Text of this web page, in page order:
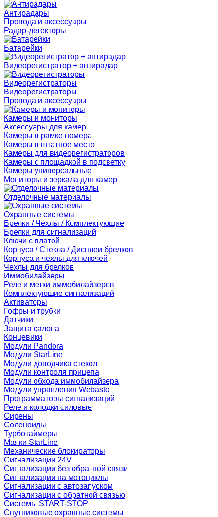
Антирадары
Провода и аксессуары
Радар-детекторы
Батарейки
Видеорегистратор + антирадар
Видеорегистраторы
Видеорегистраторы
Провода и аксессуары
Камеры и мониторы
Аксессуары для камер
Камеры в рамке номера
Камеры в штатное место
Камеры для видеорегистраторов
Камеры с площадкой в подсветку
Камеры универсальные
Мониторы и зеркала для камер
Отделочные материалы
Охранные системы
Брелки / Чехлы / Комплектующие
Брелки для сигнализаций
Ключи с платой
Корпуса / Стекла / Дисплеи брелков
Корпуса и чехлы для ключей
Чехлы для брелков
Иммобилайзеры
Реле и метки иммобилайзеров
Комплектующие сигнализаций
Активаторы
Гофры и трубки
Датчики
Защита салона
Концевики
Модули Pandora
Модули StarLine
Модули доводчика стекол
Модули контроля прицепа
Модули обхода иммобилайзера
Модули управления Webasto
Программаторы сигнализаций
Реле и колодки силовые
Сирены
Соленоиды
Турботаймеры
Маяки StarLine
Механические блокираторы
Сигнализации 24V
Сигнализации без обратной связи
Сигнализации на мотоциклы
Сигнализации с автозапуском
Сигнализации с обратной связью
Системы START-STOP
Спутниковые охранные системы